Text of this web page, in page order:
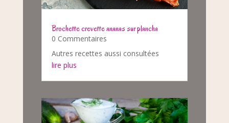
Brochette crevette ananas sur plancha
0 Commentaires
Autres recettes aussi consultées
lire plus